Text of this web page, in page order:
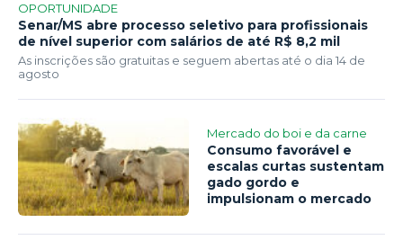
OPORTUNIDADE
Senar/MS abre processo seletivo para profissionais
de nível superior com salários de até R$ 8,2 mil
As inscrições são gratuitas e seguem abertas até o dia 14 de
agosto
Mercado do boi e da carne
Consumo favorável e
escalas curtas sustentam
gado gordo e
impulsionam o mercado